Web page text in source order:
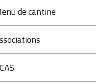
de cantine